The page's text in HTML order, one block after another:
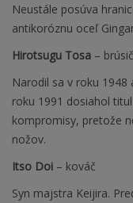
Neustále posúva
antikoróznu oceľ
Hirotsugu Tosa – brúsič
Narodil sa v roku 1948
roku 1991 dosiahol
kompromisy, pretože
nožov.
Itso Doi – kováč
Syn majstra Keijira.